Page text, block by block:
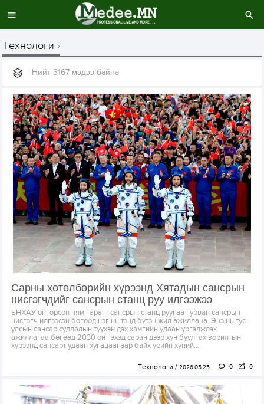
Технологи
Нийт 3167 мэдээ байна
Сарны хөтөлбөрийн хүрээнд Хятадын сансрын
нисгэгчдийг сансрын станц руу илгээжээ
БНХАУ өнгөрсөн ням гарагт сансрын станц руугаа гурван сансрын
нисгэгч илгээсэн бөгөөд нэг нь тэнд бүтэн жил ажиллана. Энэ нь тус
улсын сансар судлалын түүхэн дэх хамгийн удаан үргэлжлэх
ажиллагаа бөгөөд 2030 он гэхэд саран дээр хүн буулгах зорилтын
хүрээнд сансарт удаан хугацаагаар байх үеийн хүний...
Технологи 2026.05.25 0 0